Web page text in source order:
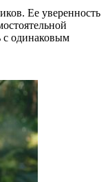
Ее уверенность
с одинаковым